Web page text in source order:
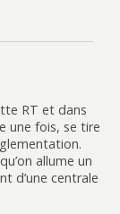
RT et dans
une fois, se tire
allume un
d’une centrale